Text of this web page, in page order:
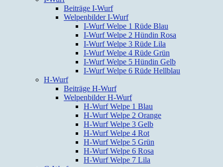
Beiträge I-Wurf
Welpenbilder I-Wurf
I-Wurf Welpe 1 Rüde Blau
I-Wurf Welpe 2 Hündin Rosa
I-Wurf Welpe 3 Rüde Lila
I-Wurf Welpe 4 Rüde Grün
I-Wurf Welpe 5 Hündin Gelb
I-Wurf Welpe 6 Rüde Hellblau
H-Wurf
Beiträge H-Wurf
Welpenbilder H-Wurf
H-Wurf Welpe 1 Blau
H-Wurf Welpe 2 Orange
H-Wurf Welpe 3 Gelb
H-Wurf Welpe 4 Rot
H-Wurf Welpe 5 Grün
H-Wurf Welpe 6 Rosa
H-Wurf Welpe 7 Lila